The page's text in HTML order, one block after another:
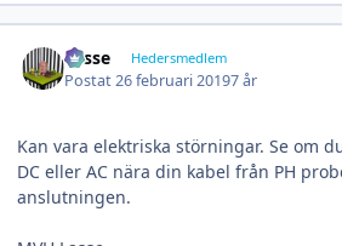
Lasse Hedersmedlem
Postat26 februari 20197 år
Kan vara elektriska störningar. Se om
DC eller AC nära din kabel från PH
anslutningen.